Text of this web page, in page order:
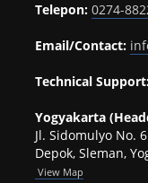
Telepon: 0274-
Email/Contact:
Technical
Yogyakarta
Jl. Sidomulyo No.
Depok, Sleman,
View Map